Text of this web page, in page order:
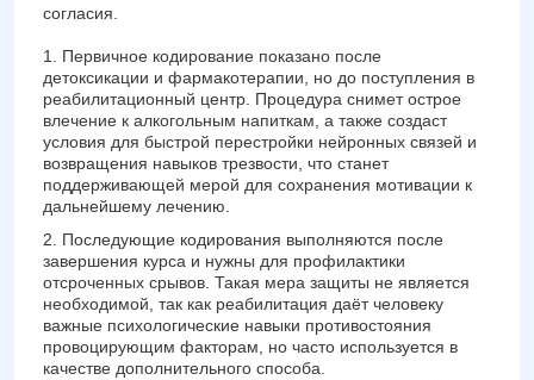
согласия.
Первичное кодирование показано после
детоксикации и фармакотерапии, но до поступления в
реабилитационный центр. Процедура снимет острое
влечение к алкогольным напиткам, а также создаст
условия для быстрой перестройки нейронных связей и
возвращения навыков трезвости, что станет
поддерживающей мерой для сохранения мотивации к
дальнейшему лечению.
Последующие кодирования выполняются после
завершения курса и нужны для профилактики
отсроченных срывов. Такая мера защиты не является
необходимой, так как реабилитация даёт человеку
важные психологические навыки противостояния
провоцирующим факторам, но часто используется в
качестве дополнительного способа.